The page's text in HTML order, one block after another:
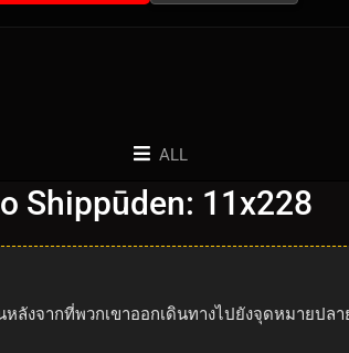
ALL
Shippūden: 11x228
งจากที่พวกเขาออกเดินทางไปยังจุดหมายปล